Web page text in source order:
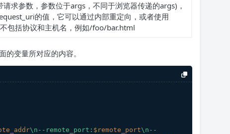
求参数，参数位于args，不同于浏览器传递的args)，
的值，它可以通过内部重定向，或者使用
包括协议和主机名，例如/foo/bar.html
变量所对应的内容。
\n--remote_port: $remote_port\n--